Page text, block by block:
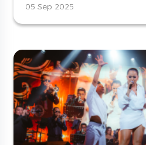
05 Sep 2025